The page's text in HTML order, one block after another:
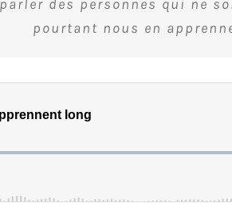
des personnes qui ne
pourtant nous en